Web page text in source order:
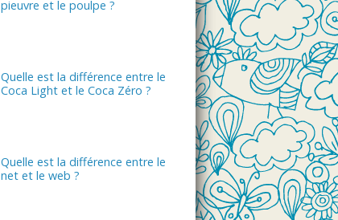
pieuvre et le poulpe ?
Quelle est la différence entre le
Coca Light et le Coca Zéro ?
Quelle est la différence entre le
net et le web ?